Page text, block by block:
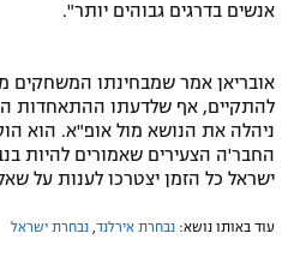
המגזין
אנשים בדרגים גבוהים יותר".
אובריאן אמר שמבחינתו המשחקים
להתקיים, אף שלדעתו ההתאחדות
ניהלה את הנושא מול אופ"א. הוא
החבר'ה הצעירים שאמורים להיות
ישראל כל הזמן יצטרכו לענות על
עוד באותו נושא: נבחרת אירלנד, נבחרת ישראל